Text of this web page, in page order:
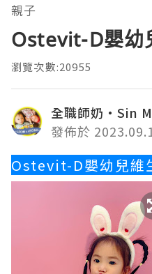
親子
Ostevit-D嬰幼
瀏覽次數:20955
全職師奶‧Sin
發佈於
Ostevit-D嬰幼兒維